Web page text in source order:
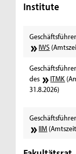
Institute
IWS
des
ITMK
31.8.2026)
IIM